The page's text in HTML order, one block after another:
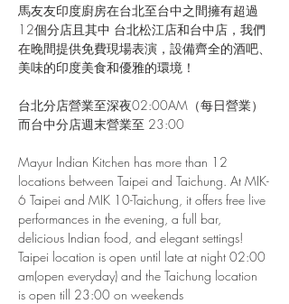
馬友友印度廚房在台北至台中之間擁有超過
12個分店且其中 台北松江店和台中店，我們
在晚間提供免費現場表演，設備齊全的酒吧、
美味的印度美食和優雅的環境！
台北分店營業至深夜02:00AM（每日營業）
而台中分店週末營業至 23:00
Mayur Indian Kitchen has more than 12
locations between Taipei and Taichung. At MIK-
6 Taipei and MIK 10-Taichung, it offers free live
performances in the evening, a full bar,
delicious Indian food, and elegant settings!
Taipei location is open until late at night 02:00
am(open everyday) and the Taichung location
is open till 23:00 on weekends